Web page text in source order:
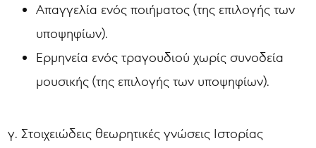
Απαγγελία ενός ποιήματος (της επιλογής των
υποψηφίων).
Ερμηνεία ενός τραγουδιού χωρίς συνοδεία
μουσικής (της επιλογής των υποψηφίων).
γ. Στοιχειώδεις θεωρητικές γνώσεις Ιστορίας